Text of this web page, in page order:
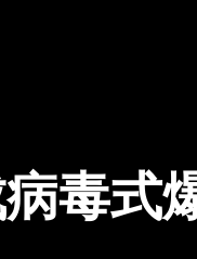
毒式